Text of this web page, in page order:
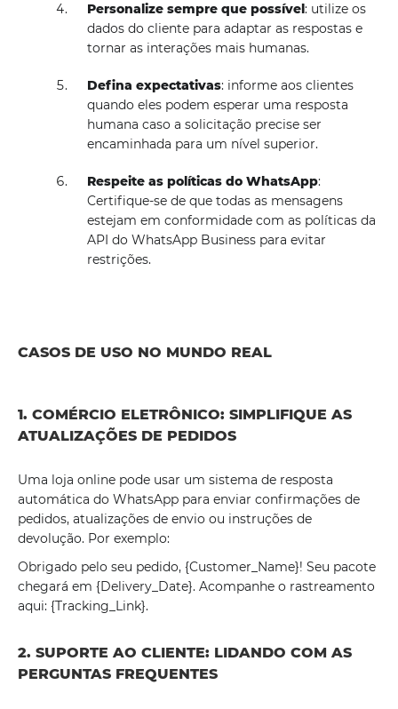
Personalize sempre que possível: utilize os
dados do cliente para adaptar as respostas e
tornar as interações mais humanas.
Defina expectativas: informe aos clientes
quando eles podem esperar uma resposta
humana caso a solicitação precise ser
encaminhada para um nível superior.
Respeite as políticas do WhatsApp:
Certifique-se de que todas as mensagens
estejam em conformidade com as políticas da
API do WhatsApp Business para evitar
restrições.
CASOS DE USO NO MUNDO REAL
1. COMÉRCIO ELETRÔNICO: SIMPLIFIQUE AS
ATUALIZAÇÕES DE PEDIDOS
Uma loja online pode usar um sistema de resposta
automática do WhatsApp para enviar confirmações de
pedidos, atualizações de envio ou instruções de
devolução. Por exemplo:
Obrigado pelo seu pedido, {Customer_Name}! Seu pacote
chegará em {Delivery_Date}. Acompanhe o rastreamento
aqui: {Tracking_Link}.
2. SUPORTE AO CLIENTE: LIDANDO COM AS
PERGUNTAS FREQUENTES